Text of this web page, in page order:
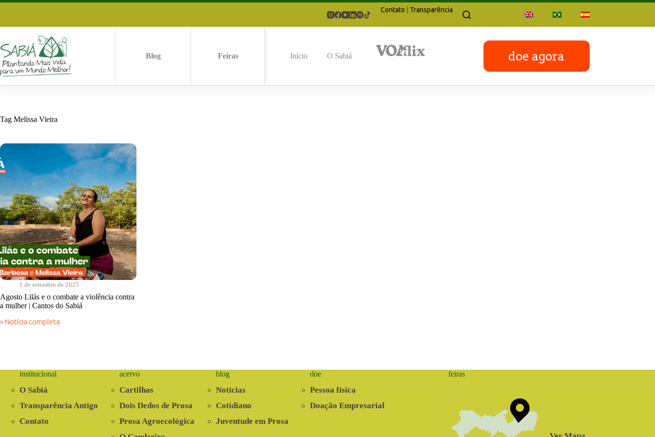
Pular
Contato | Transparência
Blog Feiras Início O Sabiá doe agora
Tag Melissa Vieira
1 de setembro de 2025
Agosto Lilás e o combate a violência contra
a mulher | Cantos do Sabiá
» Notícia completa
Agosto
violênciainstitucional
O Sabiá
Transparência Antigo
Contato
acervo
Cartilhas
Dois Dedos de Prosa
Prosa Agroecológica
blog
Notícias
Cotidiano
Juventude em Prosa
doe
Pessoa física
Doação Empresarial
feiras